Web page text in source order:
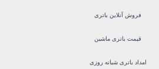
فروش آنلاین باتری
قیمت باتری ماشین
امداد باتری شبانه روزی